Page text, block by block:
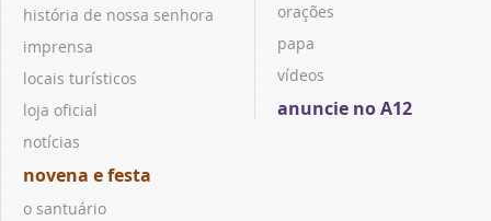
história de nossa senhora
imprensa
locais turísticos
loja oficial
notícias
novena e festa
o santuário
orações
papa
vídeos
anuncie no A12